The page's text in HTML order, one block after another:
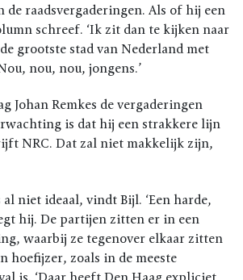
de raadsvergaderingen. Als of hij een
schreef. ‘Ik zit dan te kijken naar
grootste stad van Nederland met
nou, nou, jongens.’
Johan Remkes de vergaderingen
is dat hij een strakkere lijn
NRC. Dat zal niet makkelijk zijn,
niet ideaal, vindt Bijl. ‘Een harde,
hij. De partijen zitten er in een
waarbij ze tegenover elkaar zitten
hoefijzer, zoals in de meeste